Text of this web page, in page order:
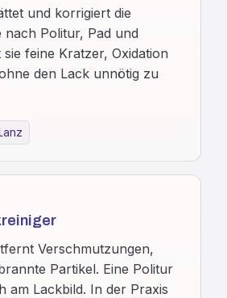
und korrigiert die
Politur, Pad und
feine Kratzer, Oxidation
den Lack unnötig zu
Verschmutzungen,
Partikel. Eine Politur
am Lackbild. In der Praxis